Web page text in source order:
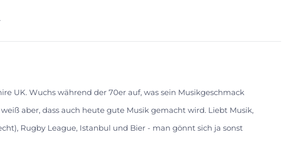
UK. Wuchs während der 70er auf, was sein Musikgeschmack
aber, dass auch heute gute Musik gemacht wird. Liebt Musik,
Rugby League, Istanbul und Bier - man gönnt sich ja sonst